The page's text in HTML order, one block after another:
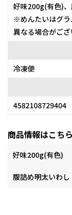
好味200g(有色)
※めんたいはグラ
異なる場合がござ
冷凍便
4582108729404
商品情報はこちら
好味200g(有色)
腹詰め明太いわし